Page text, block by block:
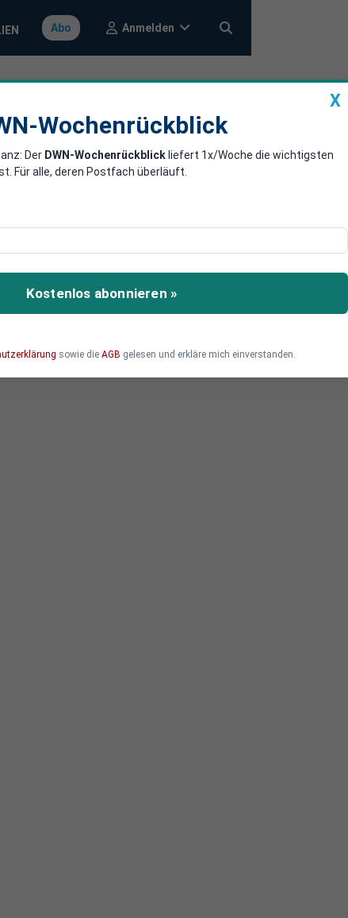
Abo Anmelden
Nordsee-
Offshore-Windparks
Auftragswert für
X
Wochenrückblick
Der DWN-Wochenrückblick liefert 1x/Woche die wichtigsten
Für alle, deren Postfach überläuft.
Kostenlos abonnieren »
sowie die AGB gelesen und erkläre mich einverstanden.